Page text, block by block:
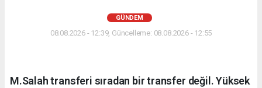
GÜNDEM
08.08.2026 - 12:39, Güncelleme: 08.08.2026 - 12:55
M.Salah transferi sıradan bir transfer değil. Yüksek